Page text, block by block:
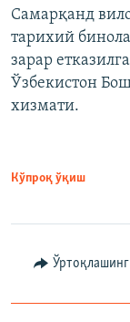
Самарқанд
тарихий
зарар
Ўзбекистон
хизмати.
Кўпроқ ўқиш
Ўртоқлашинг